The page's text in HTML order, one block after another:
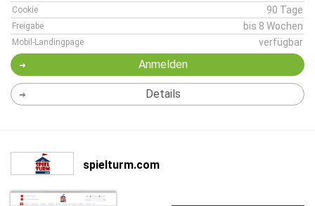
Cookie 90 Tage
Freigabe bis 8 Wochen
Mobil-Landingpage verfügbar
Anmelden
Details
spielturm.com